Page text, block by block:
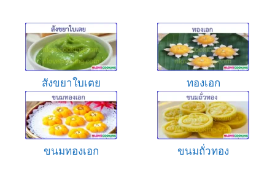
สังขยาใบเตย ทองเอก
ขนมทองเอก ขนมถั่วทอง